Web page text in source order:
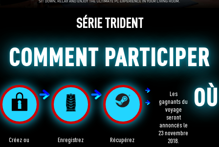
SÉRIE TRIDENT
COMMENT PARTICIPER
Créez ou
Enregistrez
Récupérez
Les
gagnants du
voyage
seront
annoncés le
23 novembre
2018.
OÙ